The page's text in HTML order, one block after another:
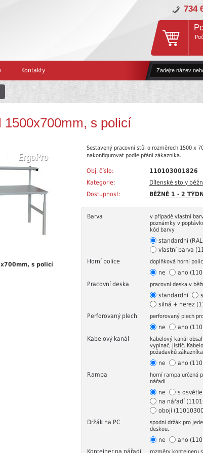
734
Kontakty
1500x700mm, s policí
Sestavený pracovní stůl o rozměrech 1500 x
nakonfigurovat podle přání zákazníka.
Obj. číslo:
110103001826
Kategorie:
Dílenské stoly
Dostupnost:
BĚŽNĚ 1 - 2
Barva
v případě vlastní
poznámky v
kód barvy
standardní
vlastní barva
Horní police
doplňková horní
ne
ano
Pracovní deska
pracovní deska v
standardní
silná + nerez
Perforovaný plech
perforovaný plech
ne
ano
Kabelový kanál
kabelový kanál
vypínač, jistič.
požadavků
ne
ano
Rampa
horní rampa určená
nářadí
ne
s
na nářadí
obojí
Držák na PC
spodní držák pro
deskou.
ne
ano
Kontejner na nářadí
s policí